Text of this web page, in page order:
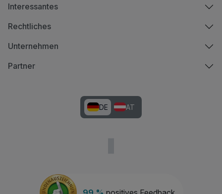
Interessantes
Rechtliches
Unternehmen
Partner
DE AT